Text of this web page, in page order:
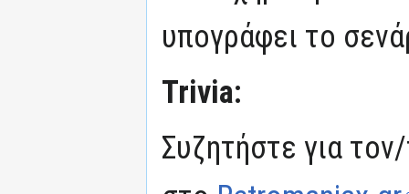
υπογράφει το
Trivia:
Συζητήστε για